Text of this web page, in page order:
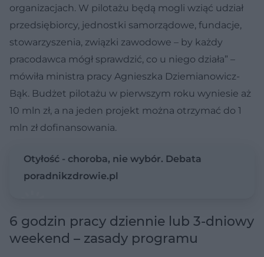
organizacjach. W pilotażu będą mogli wziąć udział
przedsiębiorcy, jednostki samorządowe, fundacje,
stowarzyszenia, związki zawodowe – by każdy
pracodawca mógł sprawdzić, co u niego działa” –
mówiła ministra pracy Agnieszka Dziemianowicz-
Bąk. Budżet pilotażu w pierwszym roku wyniesie aż
10 mln zł, a na jeden projekt można otrzymać do 1
mln zł dofinansowania.
Otyłość - choroba, nie wybór. Debata
poradnikzdrowie.pl
6 godzin pracy dziennie lub 3-dniowy
weekend – zasady programu